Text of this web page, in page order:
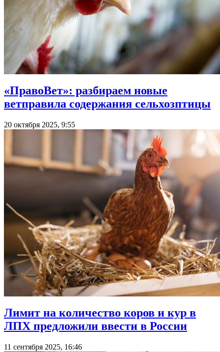
«ПравоВет»: разбираем новые
ветправила содержания сельхозптицы
20 октября 2025, 9:55
Лимит на количество коров и кур в
ЛПХ предложили ввести в России
11 сентября 2025, 16:46